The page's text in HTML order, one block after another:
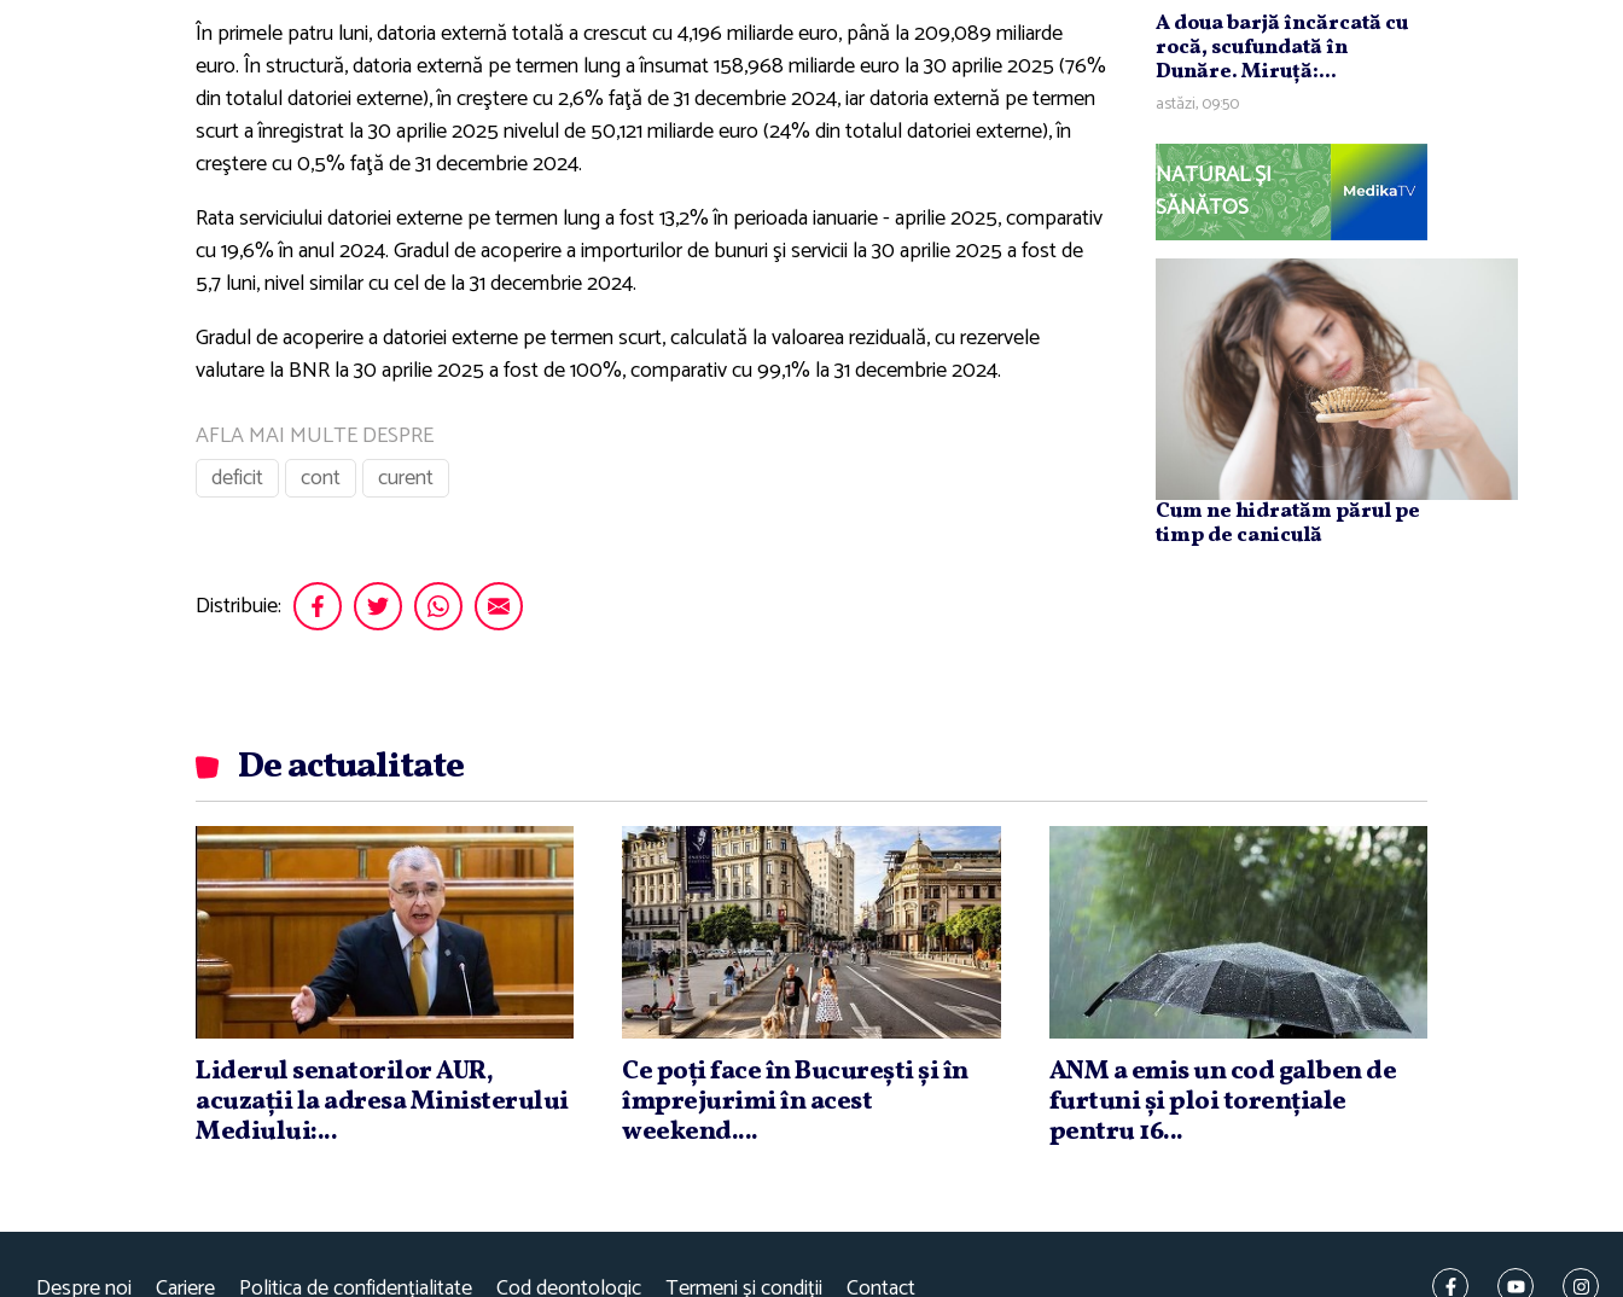
În primele patru luni, datoria externă totală a crescut cu 4,196 miliarde euro, până la 209,089 miliarde
euro. În structură, datoria externă pe termen lung a însumat 158,968 miliarde euro la 30 aprilie 2025 (76%
din totalul datoriei externe), în creştere cu 2,6% faţă de 31 decembrie 2024, iar datoria externă pe termen
scurt a înregistrat la 30 aprilie 2025 nivelul de 50,121 miliarde euro (24% din totalul datoriei externe), în
creştere cu 0,5% faţă de 31 decembrie 2024.
Rata serviciului datoriei externe pe termen lung a fost 13,2% în perioada ianuarie - aprilie 2025, comparativ
cu 19,6% în anul 2024. Gradul de acoperire a importurilor de bunuri şi servicii la 30 aprilie 2025 a fost de
5,7 luni, nivel similar cu cel de la 31 decembrie 2024.
Gradul de acoperire a datoriei externe pe termen scurt, calculată la valoarea reziduală, cu rezervele
valutare la BNR la 30 aprilie 2025 a fost de 100%, comparativ cu 99,1% la 31 decembrie 2024.
AFLA MAI MULTE DESPRE
deficit
cont curent
Distribuie:
A doua barjă încărcată cu
rocă, scufundată în
Dunăre. Miruţă:...
astăzi, 09:50
NATURAL ȘI
SĂNĂTOS
Cum ne hidratăm părul pe
timp de caniculă
De actualitate
Liderul senatorilor AUR,
acuzaţii la adresa Ministerului
Mediului:...
Ce poţi face în Bucureşti şi în
împrejurimi în acest
weekend....
ANM a emis un cod galben de
furtuni şi ploi torenţiale
pentru 16...
Despre noi Cariere Politica de confidențialitate Cod deontologic Termeni și condiții Contact